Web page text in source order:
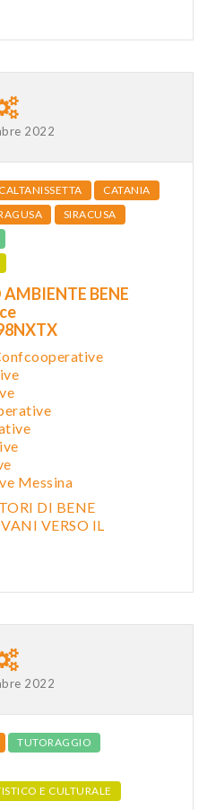
2022
CALTANISSETTA
CATANIA
SIRACUSA
BENE
ative
Messina
DI BENE
VERSO IL
2022
TUTORAGGIO
E CULTURALE